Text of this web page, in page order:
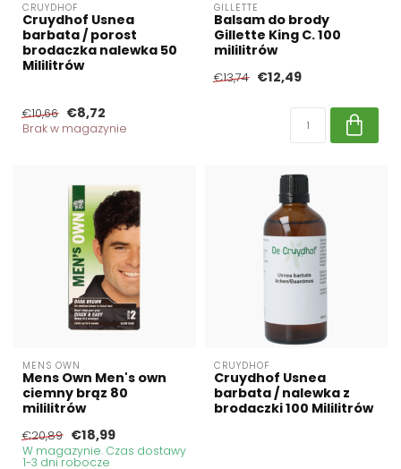
CRUYDHOF
Cruydhof Usnea
barbata / porost
brodaczka nalewka 50
Mililitrów
€10,66 €8,72
Brak w magazynie
GILLETTE
Balsam do brody
Gillette King C. 100
mililitrów
€13,74 €12,49
MENS OWN
Mens Own Men's own
ciemny brąz 80
mililitrów
€20,89 €18,99
W magazynie. Czas dostawy
1-3 dni robocze
CRUYDHOF
Cruydhof Usnea
barbata / nalewka z
brodaczki 100 Mililitrów